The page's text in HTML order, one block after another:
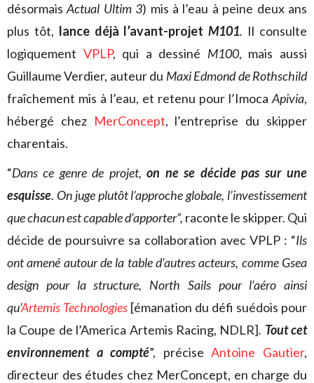
désormaisActual Ultim 3) mis à l’eau à peine deux ans
plus tôt, lance déjà l’avant-projetM101. Il consulte
logiquement VPLP, qui a dessiné M100, mais aussi
Guillaume Verdier, auteur du Maxi Edmond de Rothschild
fraîchement mis à l’eau, et retenu pour l’Imoca Apivia,
hébergé chez MerConcept, l’entreprise du skipper
charentais.
“Dans ce genre de projet,on ne se décide pas sur une
esquisse. On juge plutôt l’approche globale, l’investissement
que chacun est capable d’apporter”, raconte le skipper. Qui
décide de poursuivre sa collaboration avec VPLP : “Ils
ont amené autour de la table d’autres acteurs, comme Gsea
design pour la structure, North Sails pour l’aéro ainsi
qu’Artemis Technologies [émanation du défi suédois pour
la Coupe de l’America Artemis Racing, NDLR]. Tout cet
environnement a compté”, préciseAntoine Gautier,
directeur des études chez MerConcept, en charge du